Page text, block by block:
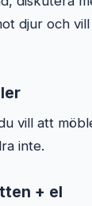
djur och
vill att
inte.
+ el